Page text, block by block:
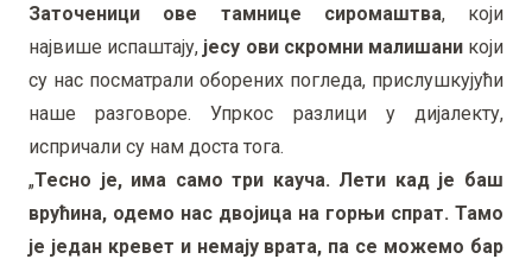
Заточеници ове тамнице сиромаштва, који
највише испаштају, јесу ови скромни малишаникоји
су нас посматрали оборених погледа, прислушкујући
наше разговоре. Упркос разлици у дијалекту,
испричали су нам доста тога.
„Тесно је, има само три кауча. Лети кад је баш
врућина, одемо нас двојица на горњи спрат. Тамо
је један кревет и немају врата, па се можемо бар